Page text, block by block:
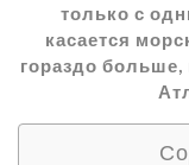
только с
касается
гораздо больше,